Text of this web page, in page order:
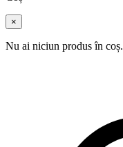
×
Nu ai niciun produs în coș.